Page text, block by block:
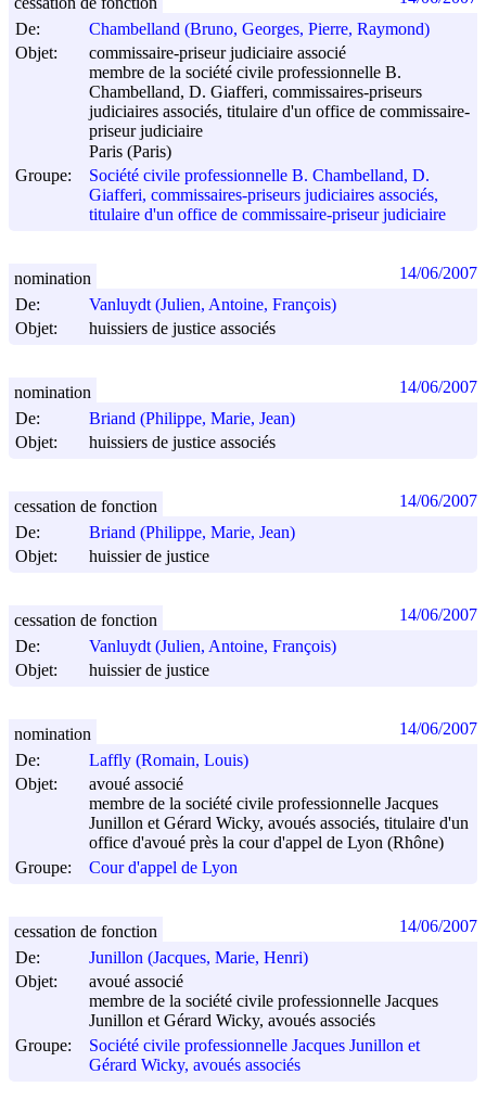
De:
Chambelland (Bruno, Georges, Pierre, Raymond)
Objet:
commissaire-priseur judiciaire associé
membre de la société civile professionnelle B.
Chambelland, D. Giafferi, commissaires-priseurs
judiciaires associés, titulaire d'un office de commissaire-
priseur judiciaire
Paris (Paris)
Groupe:
Société civile professionnelle B. Chambelland, D.
Giafferi, commissaires-priseurs judiciaires associés,
titulaire d'un office de commissaire-priseur judiciaire
De:
Vanluydt (Julien, Antoine, François)
Objet:
huissiers de justice associés
nomination 14/06/2007
De:
Briand (Philippe, Marie, Jean)
Objet:
huissiers de justice associés
nomination 14/06/2007
De:
Briand (Philippe, Marie, Jean)
Objet:
huissier de justice
cessation de fonction 14/06/2007
De:
Vanluydt (Julien, Antoine, François)
Objet:
huissier de justice
cessation de fonction 14/06/2007
De:
Laffly (Romain, Louis)
Objet:
avoué associé
membre de la société civile professionnelle Jacques
Junillon et Gérard Wicky, avoués associés, titulaire d'un
office d'avoué près la cour d'appel de Lyon (Rhône)
Groupe:
Cour d'appel de Lyon
nomination 14/06/2007
De:
Junillon (Jacques, Marie, Henri)
Objet:
avoué associé
membre de la société civile professionnelle Jacques
Junillon et Gérard Wicky, avoués associés
Groupe:
Société civile professionnelle Jacques Junillon et
Gérard Wicky, avoués associés
cessation de fonction 14/06/2007